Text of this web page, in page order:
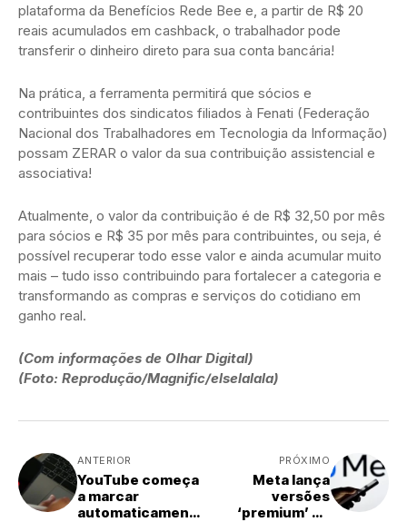
plataforma da Benefícios Rede Bee e, a partir de R$ 20
reais acumulados em cashback, o trabalhador pode
transferir o dinheiro direto para sua conta bancária!
Na prática, a ferramenta permitirá que sócios e
contribuintes dos sindicatos filiados à Fenati (Federação
Nacional dos Trabalhadores em Tecnologia da Informação)
possam ZERAR o valor da sua contribuição assistencial e
associativa!
Atualmente, o valor da contribuição é de R$ 32,50 por mês
para sócios e R$ 35 por mês para contribuintes, ou seja, é
possível recuperar todo esse valor e ainda acumular muito
mais – tudo isso contribuindo para fortalecer a categoria e
transformando as compras e serviços do cotidiano em
ganho real.
(Com informações de Olhar Digital)
(Foto: Reprodução/Magnific/elselalala)
ANTERIOR
YouTube começa
a marcar
automaticament
PRÓXIMO
Meta lança
versões
‘premium’ de